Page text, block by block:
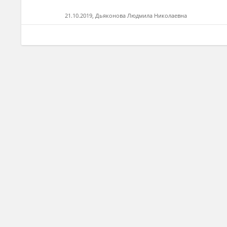
21.10.2019, Дьяконова Людмила Николаевна